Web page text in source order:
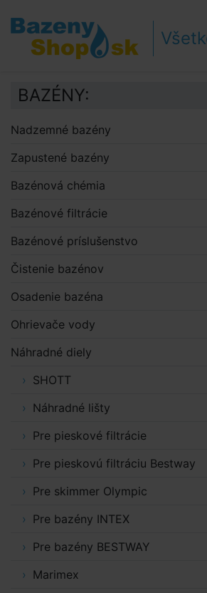
Prejsť na obsah
Prejsť k bočnému stĺpci
Klávesové skratky
BAZÉNY:
Nadzemné bazény
Zapustené bazény
Bazénová chémia
Bazénové filtrácie
Bazénové príslušenstvo
Čistenie bazénov
Osadenie bazéna
Ohrievače vody
Náhradné diely
SHOTT
Náhradné lišty
Pre pieskové filtrácie
Pre pieskovú filtráciu Bestway
Pre skimmer Olympic
Pre bazény INTEX
Pre bazény BESTWAY
Marimex